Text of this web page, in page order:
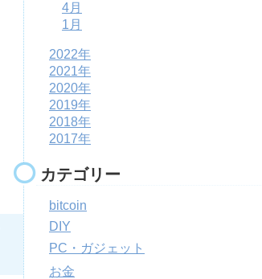
4月
1月
2022年
2021年
2020年
2019年
2018年
2017年
カテゴリー
bitcoin
DIY
PC・ガジェット
お金